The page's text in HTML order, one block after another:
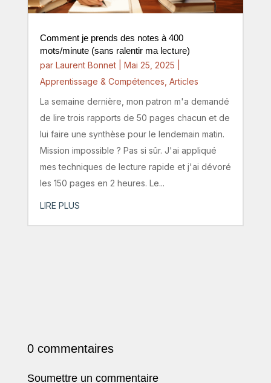
Comment je prends des notes à 400
mots/minute (sans ralentir ma lecture)
par Laurent Bonnet| Mai 25, 2025
Apprentissage & Compétences Articles
La semaine dernière, mon patron m'a demandé
de lire trois rapports de 50 pages chacun et de
lui faire une synthèse pour le lendemain matin.
Mission impossible ? Pas si sûr. J'ai appliqué
mes techniques de lecture rapide et j'ai dévoré
les 150 pages en 2 heures. Le...
LIRE PLUS
0 commentaires
Soumettre un commentaire